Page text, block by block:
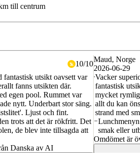
till centrum
10/10
fantastisk utsikt oavsett var
fanns utsikten där.
egen pool. Rummet var
nytt. Underbart stor säng.
Ljust och fint.
trots att det är rökfritt. Det
de blev inte tillsagda att
Danska av AI
Maud, Norge
2026-06-29
Vacker
fantastisk
mycket
allt du kan
strand med
smak eller
Omdömet är